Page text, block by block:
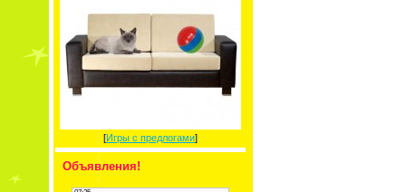
[Игры с предлогами]
Объявления!